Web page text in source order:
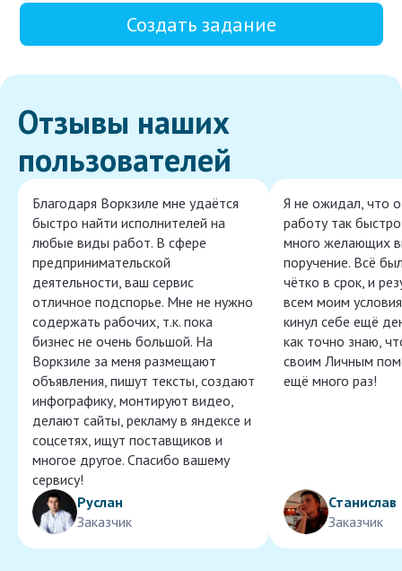
Создать задание
Отзывы наших
пользователей
Благодаря Воркзиле мне удаётся
быстро найти исполнителей на
любые виды работ. В сфере
предпринимательской
деятельности, ваш сервис
отличное подспорье. Мне не нужно
содержать рабочих, т.к. пока
бизнес не очень большой. На
Воркзиле за меня размещают
объявления, пишут тексты, создают
инфографику, монтируют видео,
делают сайты, рекламу в яндексе и
соцсетях, ищут поставщиков и
многое другое. Спасибо вашему
сервису!
Руслан
Заказчик
Я не ожидал, что
работу так
много желающих
поручение. Всё
чётко в срок, и
всем моим
кинул себе ещё
как точно знаю,
своим Личным
ещё много раз!
Станислав
Заказчик